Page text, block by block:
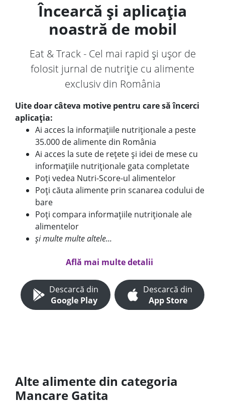
Încearcă și aplicația
noastră de mobil
Eat & Track - Cel mai rapid și ușor de
folosit jurnal de nutriție cu alimente
exclusiv din România
Uite doar câteva motive pentru care să încerci
aplicația:
Ai acces la informațiile nutriționale a peste
35.000 de alimente din România
Ai acces la sute de rețete și idei de mese cu
informațiile nutriționale gata completate
Poți vedea Nutri-Score-ul alimentelor
Poți căuta alimente prin scanarea codului de
bare
Poți compara informațiile nutriționale ale
alimentelor
și multe multe altele...
Află mai multe detalii
Descarcă din
Google Play
Descarcă din
App Store
Alte alimente din categoria
Mancare Gatita